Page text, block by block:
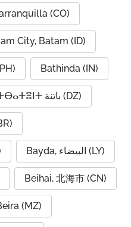
(CO)
City, Batam (ID)
Bathinda (IN)
Batna, ⵜⴱⴰⵜⴻⵏⵜ باتنة (DZ)
Bayda, البيضاء (LY)
Beihai, 北海市 (CN)
(MZ)